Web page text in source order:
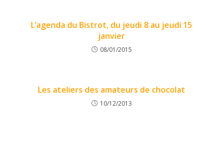
L’agenda du Bistrot, du jeudi 8 au jeudi 15
janvier
08/01/2015
Les ateliers des amateurs de chocolat
10/12/2013